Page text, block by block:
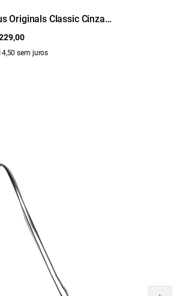
Originals Classic Cinza
sem juros